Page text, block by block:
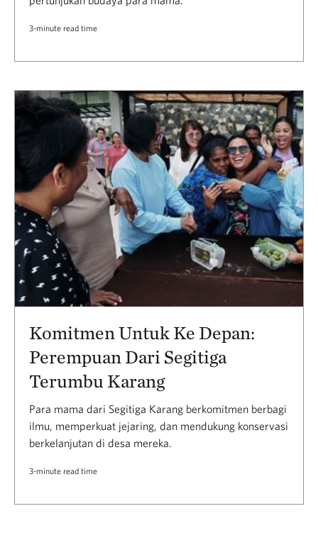
3-minute read time
Komitmen Untuk Ke Depan:
Perempuan Dari Segitiga
Terumbu Karang
Para mama dari Segitiga Karang berkomitmen berbagi
ilmu, memperkuat jejaring, dan mendukung konservasi
berkelanjutan di desa mereka.
3-minute read time